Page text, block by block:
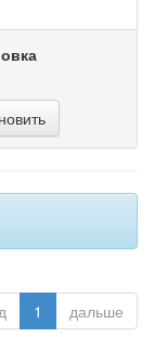
1 дальше